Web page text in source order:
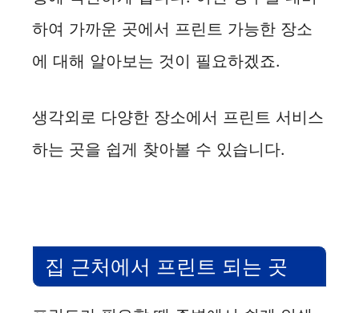
하여 가까운 곳에서 프린트 가능한 장소
에 대해 알아보는 것이 필요하겠죠.
생각외로 다양한 장소에서 프린트 서비스
하는 곳을 쉽게 찾아볼 수 있습니다.
집 근처에서 프린트 되는 곳